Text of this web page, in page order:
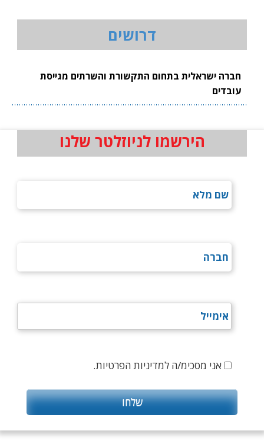
דרושים
חברה ישראלית בתחום התקשורת והשרתים מגייסת
עובדים
הירשמו לניוזלטר שלנו
אני מסכימ/ה למדיניות הפרטיות.